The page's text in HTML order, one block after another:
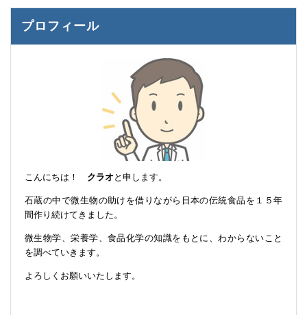
プロフィール
こんにちは！ クラオ と申します。
石蔵の中で微生物の助けを借りながら日本の伝統食品を１５年
間作り続けてきました。
微生物学、栄養学、食品化学の知識をもとに、わからないこと
を調べていきます。
よろしくお願いいたします。